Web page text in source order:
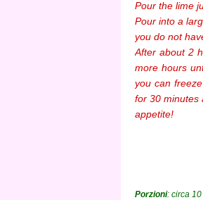
Pour the lime
Pour into a
you do not
After about 2
more hours
you can
for 30 minutes
appetite!
Porzioni: circa 10